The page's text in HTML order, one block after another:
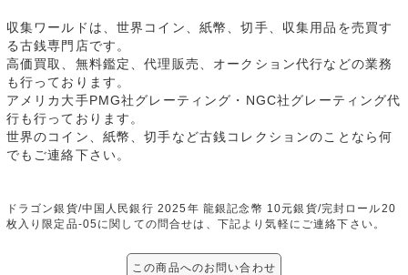
収集ワールドは、世界コイン、紙幣、切手、収集用品を売買す
る古銭専門店です。
高価買取、無料鑑定、代理販売、オークション代行などの業務
も行っております。
アメリカ大手PMG社グレーティング・NGC社グレーティング代
行も行っております。
世界のコイン、紙幣、切手など古銭コレクションのことなら何
でもご連絡下さい。
ドラゴン銀貨/中国人民銀行 2025年 龍銀記念幣 10元銀貨/完封ロール20
枚入り限定品-05に関しての問合せは、下記より気軽にご連絡下さい。
この商品へのお問い合わせ